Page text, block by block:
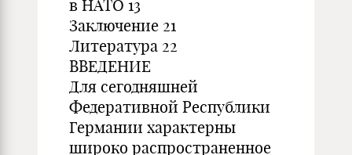
в НАТО 13
Заключение 21
Литература 22
ВВЕДЕНИЕ
Для сегодняшней
Федеративной Республики
Германии характерны
широко распространенное